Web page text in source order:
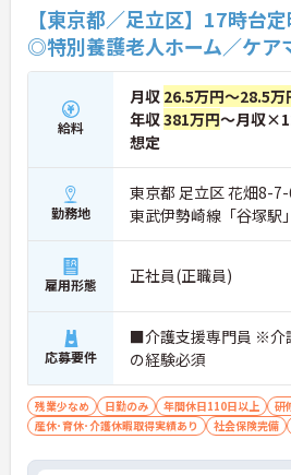
【東京都／足立区】17時台
◎特別養護老人ホーム／ケア
給料
月収 26.5万円～28.5万
年収381万円～月収
想定
勤務地
東京都 足立区 花畑8-
東武伊勢崎線「谷塚駅
雇用形態 正社員(正職員)
応募要件
■介護支援専門員 ※介
の経験必須
残業少なめ 日勤のみ 年間休日110日以上
研
産休･育休･介護休暇取得実績あり
社会保険完備